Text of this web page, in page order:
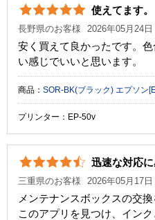
顔料・染料 染料
ICチップ あり
製品タイプ 互換インク
使えてます。
長野県のお客様 2026年05月24日
安く買えて良かったです。
い感じでいいと思います。
商品： SOR-BK(ブラック) エプソン
プリンター：EP-50v
迅速な対応
三重県のお客様 2026年05月17日
メンテナンスボックスの交
このアプリを見つけ、イン